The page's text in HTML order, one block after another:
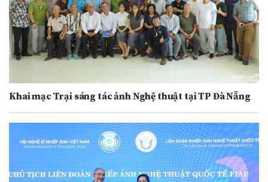
Khai mạc Trại sáng tác ảnh Nghệ thuật tại TP Đà Nẵng